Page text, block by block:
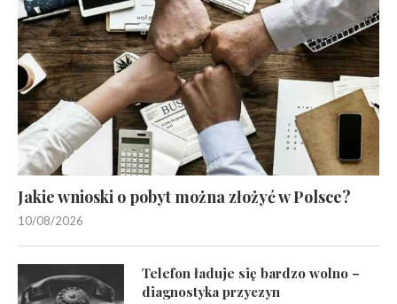
Jakie wnioski o pobyt można złożyć w Polsce?
10/08/2026
Telefon ładuje się bardzo wolno –
diagnostyka przyczyn